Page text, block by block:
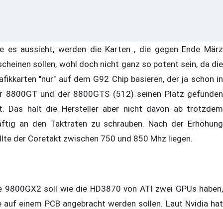
es aussieht, werden die Karten , die gegen Ende März
sollen, wohl doch nicht ganz so potent sein, da die
"nur" auf dem G92 Chip basieren, der ja schon in
8800GT und der 8800GTS (512) seinen Platz gefunden
Das hält die Hersteller aber nicht davon ab trotzdem
an den Taktraten zu schrauben. Nach der Erhöhung
der Coretakt zwischen 750 und 850 Mhz liegen.
9800GX2 soll wie die HD3870 von ATI zwei GPUs haben,
auf einem PCB angebracht werden sollen. Laut Nvidia hat